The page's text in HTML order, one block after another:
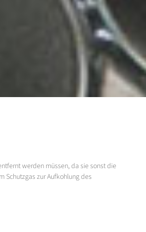
werden müssen, da sie sonst die
Schutzgas zur Aufkohlung des